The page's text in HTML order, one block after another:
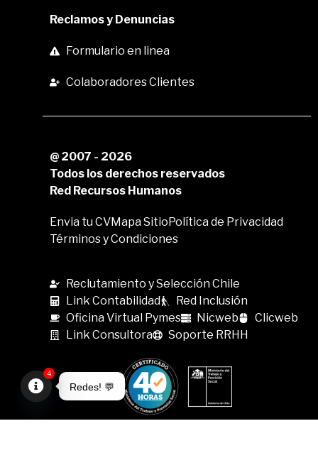
Reclamos y Denuncias
Formulario en linea
Colaboradores Clientes
@ 2007 - 2026
Todos los derechos reservados
Red Recursos Humanos
Envia tu CVMapa SitioPolítica de Privacidad
Términos y Condiciones
Reclutamiento y Selección Chile
Link Contabilidad
Red Inclusión
Oficina Virtual Pymes
Nicweb
Clicweb
Link Consultora
Soporte RRHH
Redes! 💬
4